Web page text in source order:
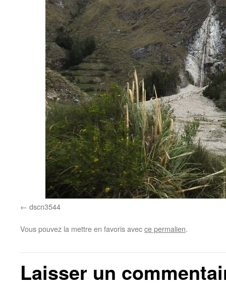
dscn3544
Vous pouvez la mettre en favoris avecce permalien.
Laisser un